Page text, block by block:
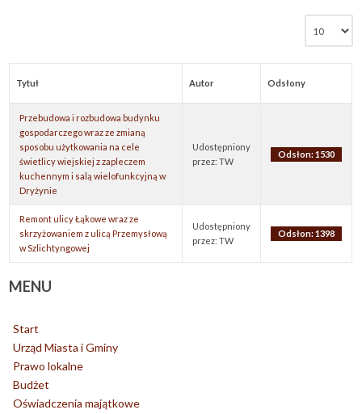
Tytuł Autor Odsłony
Przebudowa i rozbudowa budynku
gospodarczego wraz ze zmianą
sposobu użytkowania na cele
świetlicy wiejskiej z zapleczem
kuchennym i salą wielofunkcyjną w
Dryżynie
Udostępniony
przez: TW
Odsłon: 1530
Remont ulicy Łąkowe wraz ze
skrzyżowaniem z ulicą Przemysłową
w Szlichtyngowej
Udostępniony
przez: TW
Odsłon: 1398
MENU
Start
Urząd Miasta i Gminy
Prawo lokalne
Budżet
Oświadczenia majątkowe